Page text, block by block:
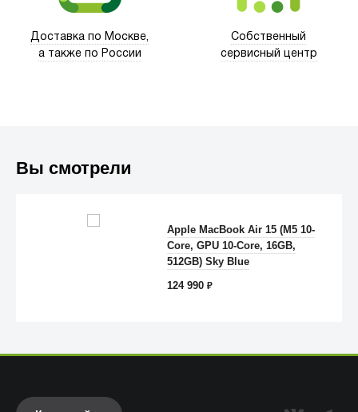
Доставка по Москве,
а также по России
Собственный
сервисный центр
Вы смотрели
Apple MacBook Air 15 (M5 10-
Core, GPU 10-Core, 16GB,
512GB) Sky Blue
124 990₽